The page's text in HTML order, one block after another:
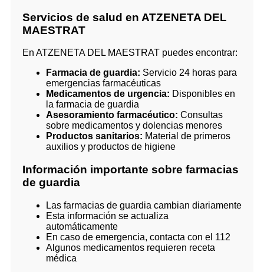
Servicios de salud en ATZENETA DEL
MAESTRAT
En ATZENETA DEL MAESTRAT puedes encontrar:
Farmacia de guardia: Servicio 24 horas para
emergencias farmacéuticas
Medicamentos de urgencia: Disponibles en
la farmacia de guardia
Asesoramiento farmacéutico: Consultas
sobre medicamentos y dolencias menores
Productos sanitarios: Material de primeros
auxilios y productos de higiene
Información importante sobre farmacias
de guardia
Las farmacias de guardia cambian diariamente
Esta información se actualiza
automáticamente
En caso de emergencia, contacta con el 112
Algunos medicamentos requieren receta
médica